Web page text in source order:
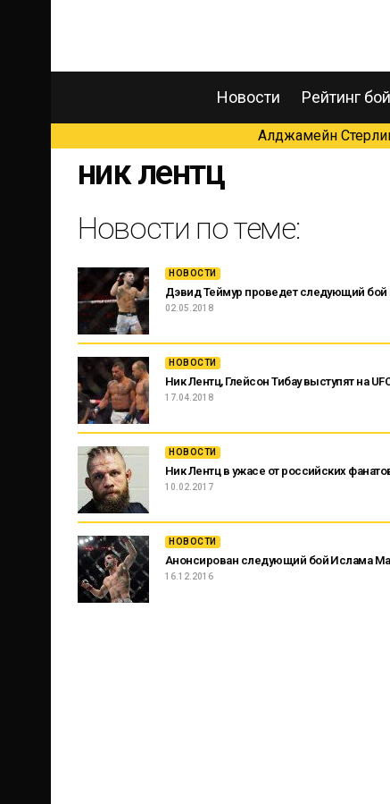
Новости Рейтинг
Алджамейн
ник лентц
Новости по теме:
НОВОСТИ
Дэвид Теймур проведет следующий бой
02.05.2018
НОВОСТИ
Ник Лентц, Глейсон Тибау выступят на
17.04.2018
НОВОСТИ
Ник Лентц в ужасе от российских
10.02.2017
НОВОСТИ
Анонсирован следующий бой Ислама
16.12.2016